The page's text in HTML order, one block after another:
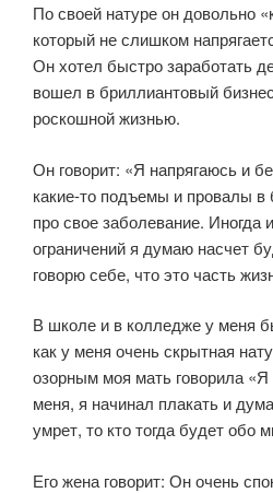
По своей натуре он довольно
который не слишком
Он хотел быстро заработать
вошел в бриллиантовый
роскошной жизнью.
Он говорит: «Я напрягаюсь и
какие-то подъемы и провалы в
про свое заболевание. Иногда
ограничений я думаю насчет
говорю себе, что это часть
В школе и в колледже у меня
как у меня очень скрытная
озорным моя мать говорила
меня, я начинал плакать и
умрет, то кто тогда будет обо
Его жена говорит: Он очень